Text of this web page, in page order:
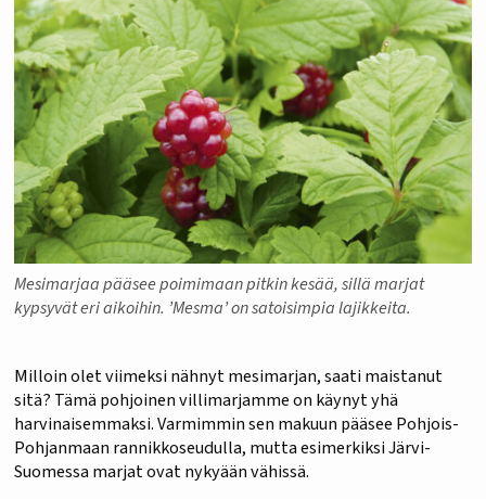
Mesimarjaa pääsee poimimaan pitkin kesää, sillä marjat
kypsyvät eri aikoihin. ’Mesma’ on satoisimpia lajikkeita.
Milloin olet viimeksi nähnyt mesimarjan, saati maistanut
sitä? Tämä pohjoinen villimarjamme on käynyt yhä
harvinaisemmaksi. Varmimmin sen makuun pääsee Pohjois-
Pohjanmaan rannikkoseudulla, mutta esimerkiksi Järvi-
Suomessa marjat ovat nykyään vähissä.